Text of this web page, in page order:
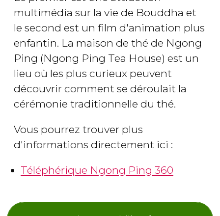
multimédia sur la vie de Bouddha et
le second est un film d'animation plus
enfantin. La maison de thé de Ngong
Ping (Ngong Ping Tea House) est un
lieu où les plus curieux peuvent
découvrir comment se déroulait la
cérémonie traditionnelle du thé.
Vous pourrez trouver plus
d'informations directement ici :
Téléphérique Ngong Ping 360